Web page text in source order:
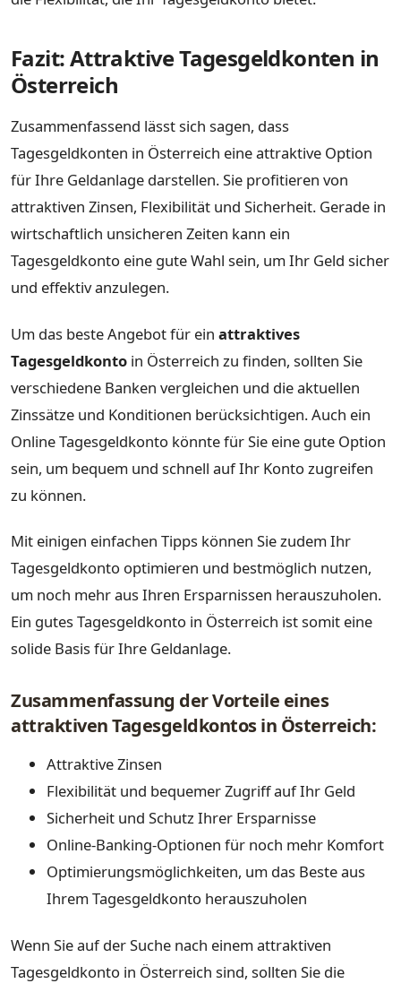
Fazit: Attraktive Tagesgeldkonten in
Österreich
Zusammenfassend lässt sich sagen, dass
Tagesgeldkonten in Österreich eine attraktive Option
für Ihre Geldanlage darstellen. Sie profitieren von
attraktiven Zinsen, Flexibilität und Sicherheit. Gerade in
wirtschaftlich unsicheren Zeiten kann ein
Tagesgeldkonto eine gute Wahl sein, um Ihr Geld sicher
und effektiv anzulegen.
Um das beste Angebot für ein attraktives
Tagesgeldkonto in Österreich zu finden, sollten Sie
verschiedene Banken vergleichen und die aktuellen
Zinssätze und Konditionen berücksichtigen. Auch ein
Online Tagesgeldkonto könnte für Sie eine gute Option
sein, um bequem und schnell auf Ihr Konto zugreifen
zu können.
Mit einigen einfachen Tipps können Sie zudem Ihr
Tagesgeldkonto optimieren und bestmöglich nutzen,
um noch mehr aus Ihren Ersparnissen herauszuholen.
Ein gutes Tagesgeldkonto in Österreich ist somit eine
solide Basis für Ihre Geldanlage.
Zusammenfassung der Vorteile eines
attraktiven Tagesgeldkontos in Österreich:
Attraktive Zinsen
Flexibilität und bequemer Zugriff auf Ihr Geld
Sicherheit und Schutz Ihrer Ersparnisse
Online-Banking-Optionen für noch mehr Komfort
Optimierungsmöglichkeiten, um das Beste aus
Ihrem Tagesgeldkonto herauszuholen
Wenn Sie auf der Suche nach einem attraktiven
Tagesgeldkonto in Österreich sind, sollten Sie die